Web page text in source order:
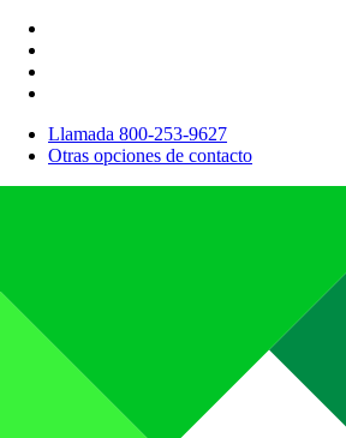
Llamada 800-253-9627
Otras opciones de contacto